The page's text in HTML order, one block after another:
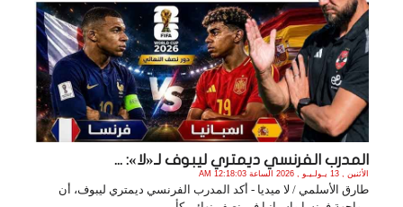
المدرب الفرنسي ديمتري ليبوف لـ«لا»: ...
الأثنين , 13 يـولـيـو , 2026 الساعة 12:18:03 AM
طارق الأسلمي / لا ميديا - أكد المدرب الفرنسي ديمتري ليبوف، أن